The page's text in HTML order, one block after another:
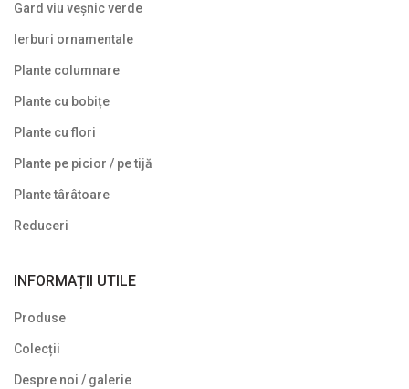
Arbuști fructiferi
Conifere
Ghivece de piatra
Ierburi ornamentale
Gard viu veșnic verde
Ierburi ornamentale
Plante columnare
Plante cu bobițe
Plante cu flori
Plante pe picior / pe tijă
Plante târâtoare
Reduceri
INFORMAȚII UTILE
Produse
Colecții
Despre noi / galerie